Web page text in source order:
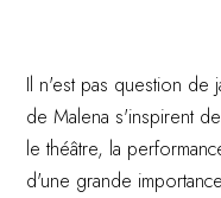
Il n'est pas question de
de Malena s'inspirent
le théâtre, la
d'une grande